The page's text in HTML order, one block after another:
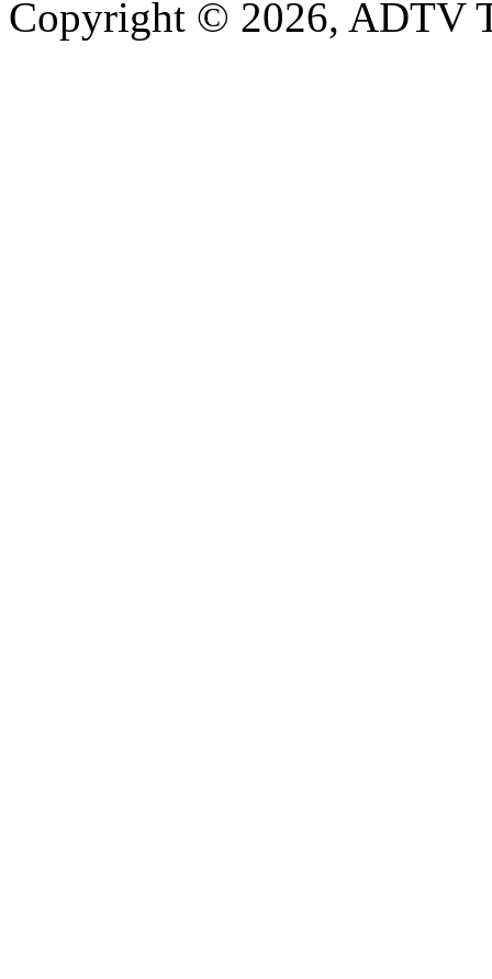
Copyright © 2026, ADTV